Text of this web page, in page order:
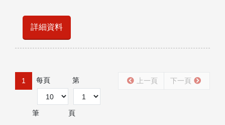
詳細資料
1 每頁
筆
第
頁
上一頁 下一頁